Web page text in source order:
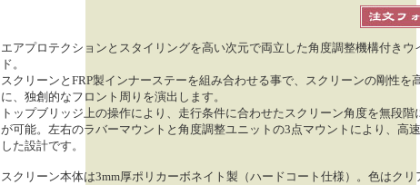
エアプロテクションとスタイリングを高い次元で両立した角度調整機構付きウ
ド。
スクリーンとFRP製インナーステーを組み合わせる事で、スクリーンの剛性を
に、独創的なフロント周りを演出します。
トップブリッジ上の操作により、走行条件に合わせたスクリーン角度を無段階
が可能。左右のラバーマウントと角度調整ユニットの3点マウントにより、高
した設計です。
スクリーン本体は3mm厚ポリカーボネイト製（ハードコート仕様）。色はクリ